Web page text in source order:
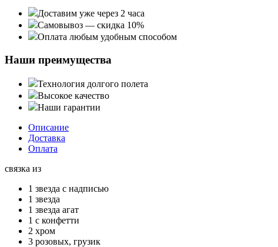
Доставим уже через 2 часа
Самовывоз — скидка 10%
Оплата любым удобным способом
Наши преимущества
Технология долгого полета
Высокое качество
Наши гарантии
Описание
Доставка
Оплата
связка из
1 звезда с надписью
1 звезда
1 звезда агат
1 с конфетти
2 хром
3 розовых, грузик